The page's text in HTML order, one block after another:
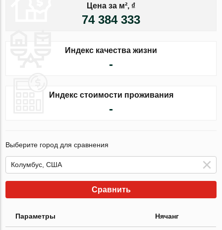
Цена за м², ₫
74 384 333
Индекс качества жизни
-
Индекс стоимости проживания
-
Выберите город для сравнения
Сравнить
Параметры Нячанг